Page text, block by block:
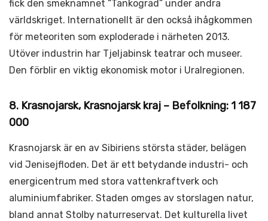
fick den smeknamnet “Tankograd” under andra
världskriget. Internationellt är den också ihågkommen
för meteoriten som exploderade i närheten 2013.
Utöver industrin har Tjeljabinsk teatrar och museer.
Den förblir en viktig ekonomisk motor i Uralregionen.
8. Krasnojarsk, Krasnojarsk kraj – Befolkning: 1 187
000
Krasnojarsk är en av Sibiriens största städer, belägen
vid Jenisejfloden. Det är ett betydande industri- och
energicentrum med stora vattenkraftverk och
aluminiumfabriker. Staden omges av storslagen natur,
bland annat Stolby naturreservat. Det kulturella livet